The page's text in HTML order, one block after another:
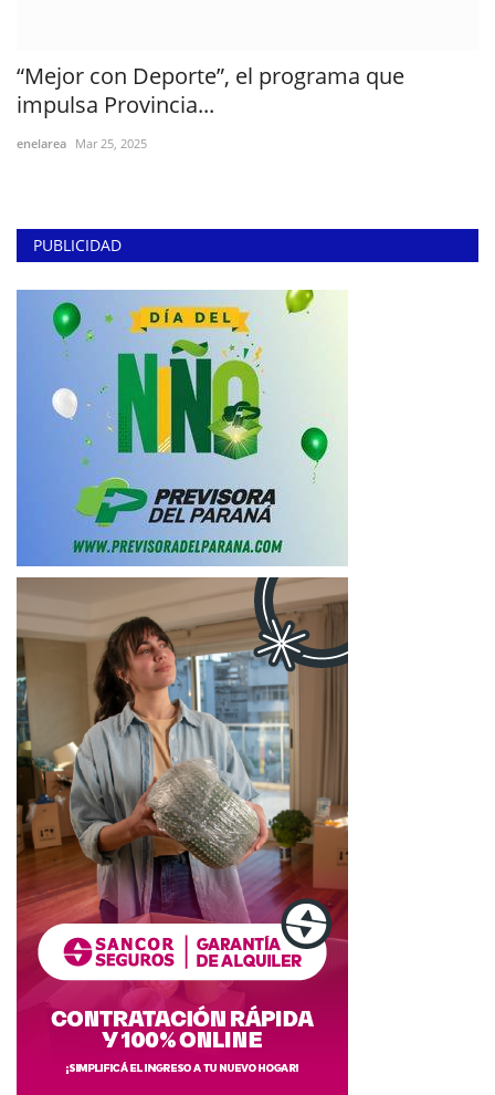
“Mejor con Deporte”, el programa que
impulsa Provincia...
enelarea Mar 25, 2025
PUBLICIDAD